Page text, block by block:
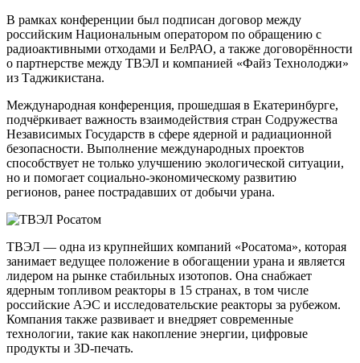
В рамках конференции был подписан договор между
российским Национальным оператором по обращению с
радиоактивными отходами и БелРАО, а также договорённости
о партнерстве между ТВЭЛ и компанией «Файз Технолоджи»
из Таджикистана.
Международная конференция, прошедшая в Екатеринбурге,
подчёркивает важность взаимодействия стран Содружества
Независимых Государств в сфере ядерной и радиационной
безопасности. Выполнение международных проектов
способствует не только улучшению экологической ситуации,
но и помогает социально-экономическому развитию
регионов, ранее пострадавших от добычи урана.
ТВЭЛ — одна из крупнейших компаний «Росатома», которая
занимает ведущее положение в обогащении урана и является
лидером на рынке стабильных изотопов. Она снабжает
ядерным топливом реакторы в 15 странах, в том числе
российские АЭС и исследовательские реакторы за рубежом.
Компания также развивает и внедряет современные
технологии, такие как накопление энергии, цифровые
продукты и 3D-печать.